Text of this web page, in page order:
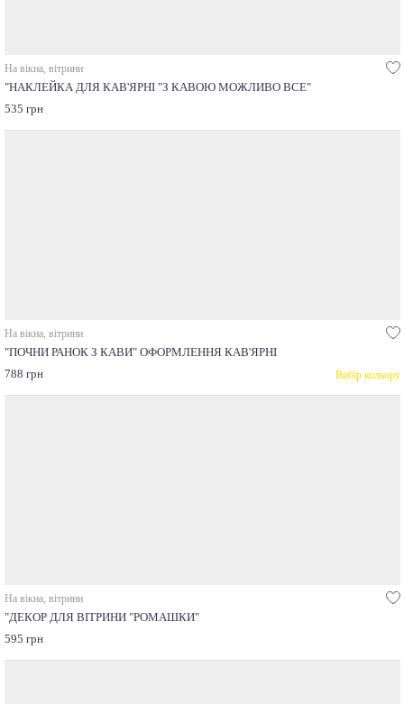
На вікна, вітрини
"НАКЛЕЙКА ДЛЯ КАВ'ЯРНІ "З КАВОЮ МОЖЛИВО ВСЕ"
535 грн
На вікна, вітрини
"ПОЧНИ РАНОК З КАВИ" ОФОРМЛЕННЯ КАВ'ЯРНІ
788 грн
Вибір кольору
На вікна, вітрини
"ДЕКОР ДЛЯ ВІТРИНИ "РОМАШКИ"
595 грн